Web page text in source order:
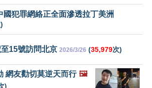
國犯罪網絡正全面滲透拉丁美洲
15號訪問北京 2026/3/26 (35,979次)
網友勸切莫逆天而行 🖼️
)